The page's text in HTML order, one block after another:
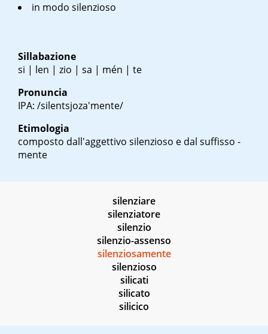
in modo silenzioso
Sillabazione
si | len | zio | sa | mén | te
Pronuncia
IPA: /silentsjoza'mente/
Etimologia
composto dall'aggettivo silenzioso e dal suffisso -
mente
silenziare
silenziatore
silenzio
silenzio-assenso
silenziosamente
silenzioso
silicati
silicato
silicico